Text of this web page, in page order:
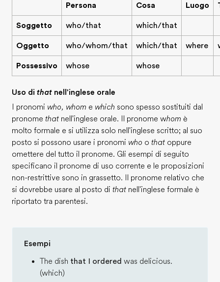
Persona Cosa Luogo
Soggetto who/that which/that
Oggetto who/whom/that which/that where
Possessivo whose whose
Uso di that nell'inglese orale
I pronomi who, whom e which sono spesso sostituiti dal
pronome that nell'inglese orale. Il pronome whom è
molto formale e si utilizza solo nell'inglese scritto; al suo
posto si possono usare i pronomi who o that oppure
omettere del tutto il pronome. Gli esempi di seguito
specificano il pronome di uso corrente e le proposizioni
non-restrittive sono in grassetto. Il pronome relativo che
si dovrebbe usare al posto di that nell'inglese formale è
riportato tra parentesi.
Esempi
The dish that I ordered was delicious.
(which)